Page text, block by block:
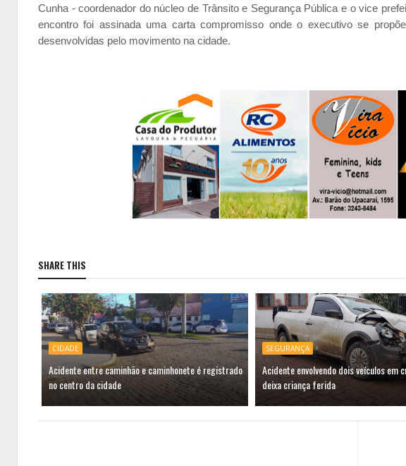
Cunha - coordenador do núcleo de Trânsito e Segurança Pública e o vice
encontro foi assinada uma carta compromisso onde o executivo se
desenvolvidas pelo movimento na cidade.
SHARE THIS
CIDADE
Acidente entre caminhão e caminhonete é registrado
no centro da cidade
SEGURANÇA
Acidente envolvendo dois veículos em
deixa criança ferida